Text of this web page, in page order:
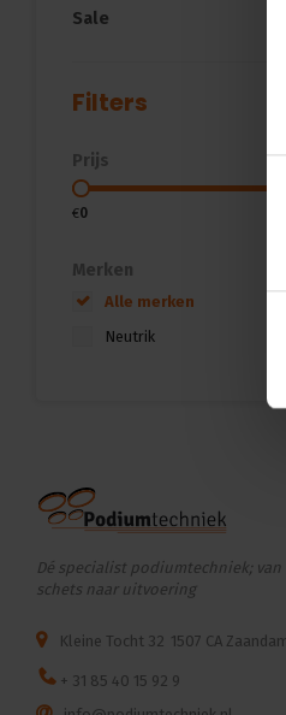
Sale
Filters
Prijs
€0
Merken
Alle merken
Neutrik
Dé specialist podiumtechniek; van
schets naar uitvoering
Kleine Tocht 32 1507 CA
+ 31 85 40 15 92 9